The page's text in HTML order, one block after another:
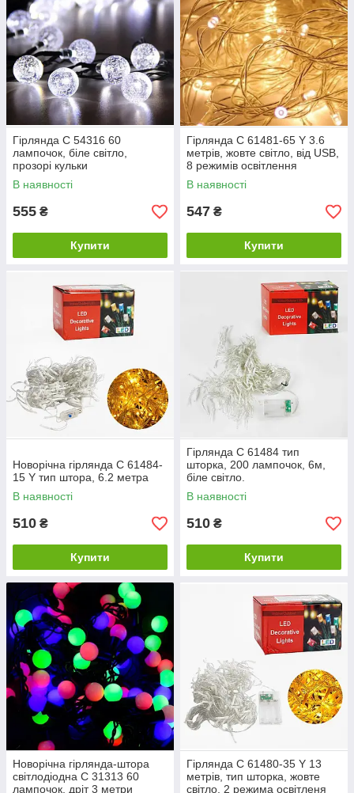
Гірлянда С 54316 60
лампочок, біле світло,
прозорі кульки
В наявності
555 ₴
Купити
Гірлянда C 61481-65 Y 3.6
метрів, жовте світло, від USB,
8 режимів освітлення
В наявності
547 ₴
Купити
Новорічна гірлянда C 61484-
15 Y тип штора, 6.2 метра
В наявності
510 ₴
Купити
Гірлянда C 61484 тип
шторка, 200 лампочок, 6м,
біле світло.
В наявності
510 ₴
Купити
Новорічна гірлянда-штора
світлодіодна С 31313 60
лампочок, дріт 3 метри
Гірлянда C 61480-35 Y 13
метрів, тип шторка, жовте
світло, 2 режима освітленя